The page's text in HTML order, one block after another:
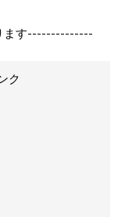
ます--------------
ク